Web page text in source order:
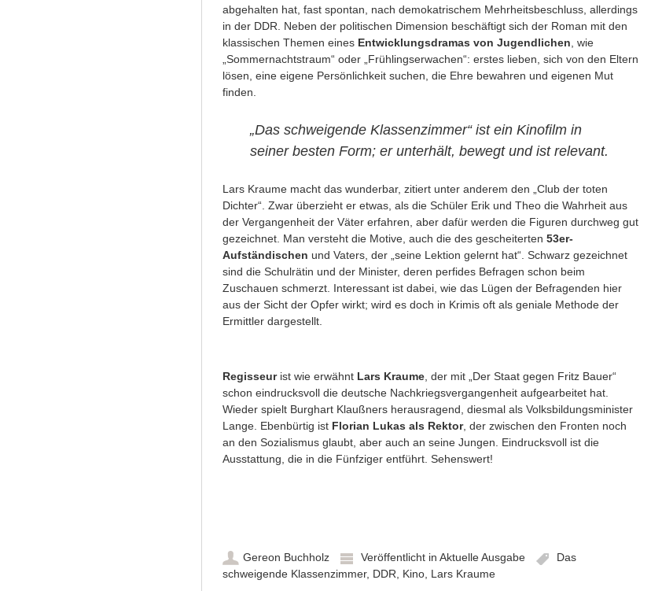
abgehalten hat, fast spontan, nach demokatrischem Mehrheitsbeschluss, allerdings
in der DDR. Neben der politischen Dimension beschäftigt sich der Roman mit den
klassischen Themen eines Entwicklungsdramas von Jugendlichen , wie
„Sommernachtstraum“ oder „Frühlingserwachen“: erstes lieben, sich von den Eltern
lösen, eine eigene Persönlichkeit suchen, die Ehre bewahren und eigenen Mut
finden.
„Das schweigende Klassenzimmer“ ist ein Kinofilm in
seiner besten Form; er unterhält, bewegt und ist relevant.
Lars Kraume macht das wunderbar, zitiert unter anderem den „Club der toten
Dichter“. Zwar überzieht er etwas, als die Schüler Erik und Theo die Wahrheit aus
der Vergangenheit der Väter erfahren, aber dafür werden die Figuren durchweg gut
gezeichnet. Man versteht die Motive, auch die des gescheiterten 53er-
Aufständischen und Vaters, der „seine Lektion gelernt hat“. Schwarz gezeichnet
sind die Schulrätin und der Minister, deren perfides Befragen schon beim
Zuschauen schmerzt. Interessant ist dabei, wie das Lügen der Befragenden hier
aus der Sicht der Opfer wirkt; wird es doch in Krimis oft als geniale Methode der
Ermittler dargestellt.
Regisseurist wie erwähnt Lars Kraume, der mit „ Der Staat gegen Fritz Bauer“
schon eindrucksvoll die deutsche Nachkriegsvergangenheit aufgearbeitet hat.
Wieder spielt Burghart Klaußners herausragend, diesmal als Volksbildungsminister
Lange. Ebenbürtig ist Florian Lukas als Rektor, der zwischen den Fronten noch
an den Sozialismus glaubt, aber auch an seine Jungen. Eindrucksvoll ist die
Ausstattung, die in die Fünfziger entführt. Sehenswert!
Gereon Buchholz Veröffentlicht in Aktuelle Ausgabe
Das
schweigende Klassenzimmer, DDR Kino, Lars Kraume